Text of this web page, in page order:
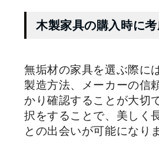
木製家具の購入時に
無垢材の家具を選ぶ際に
製造方法、メーカーの信
かり確認することが大切
択をすることで、美しく
との出会いが可能になり